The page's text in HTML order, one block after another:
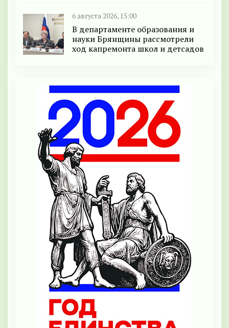
6 августа 2026, 15:00
В департаменте образования и
науки Брянщины рассмотрели
ход капремонта школ и детсадов